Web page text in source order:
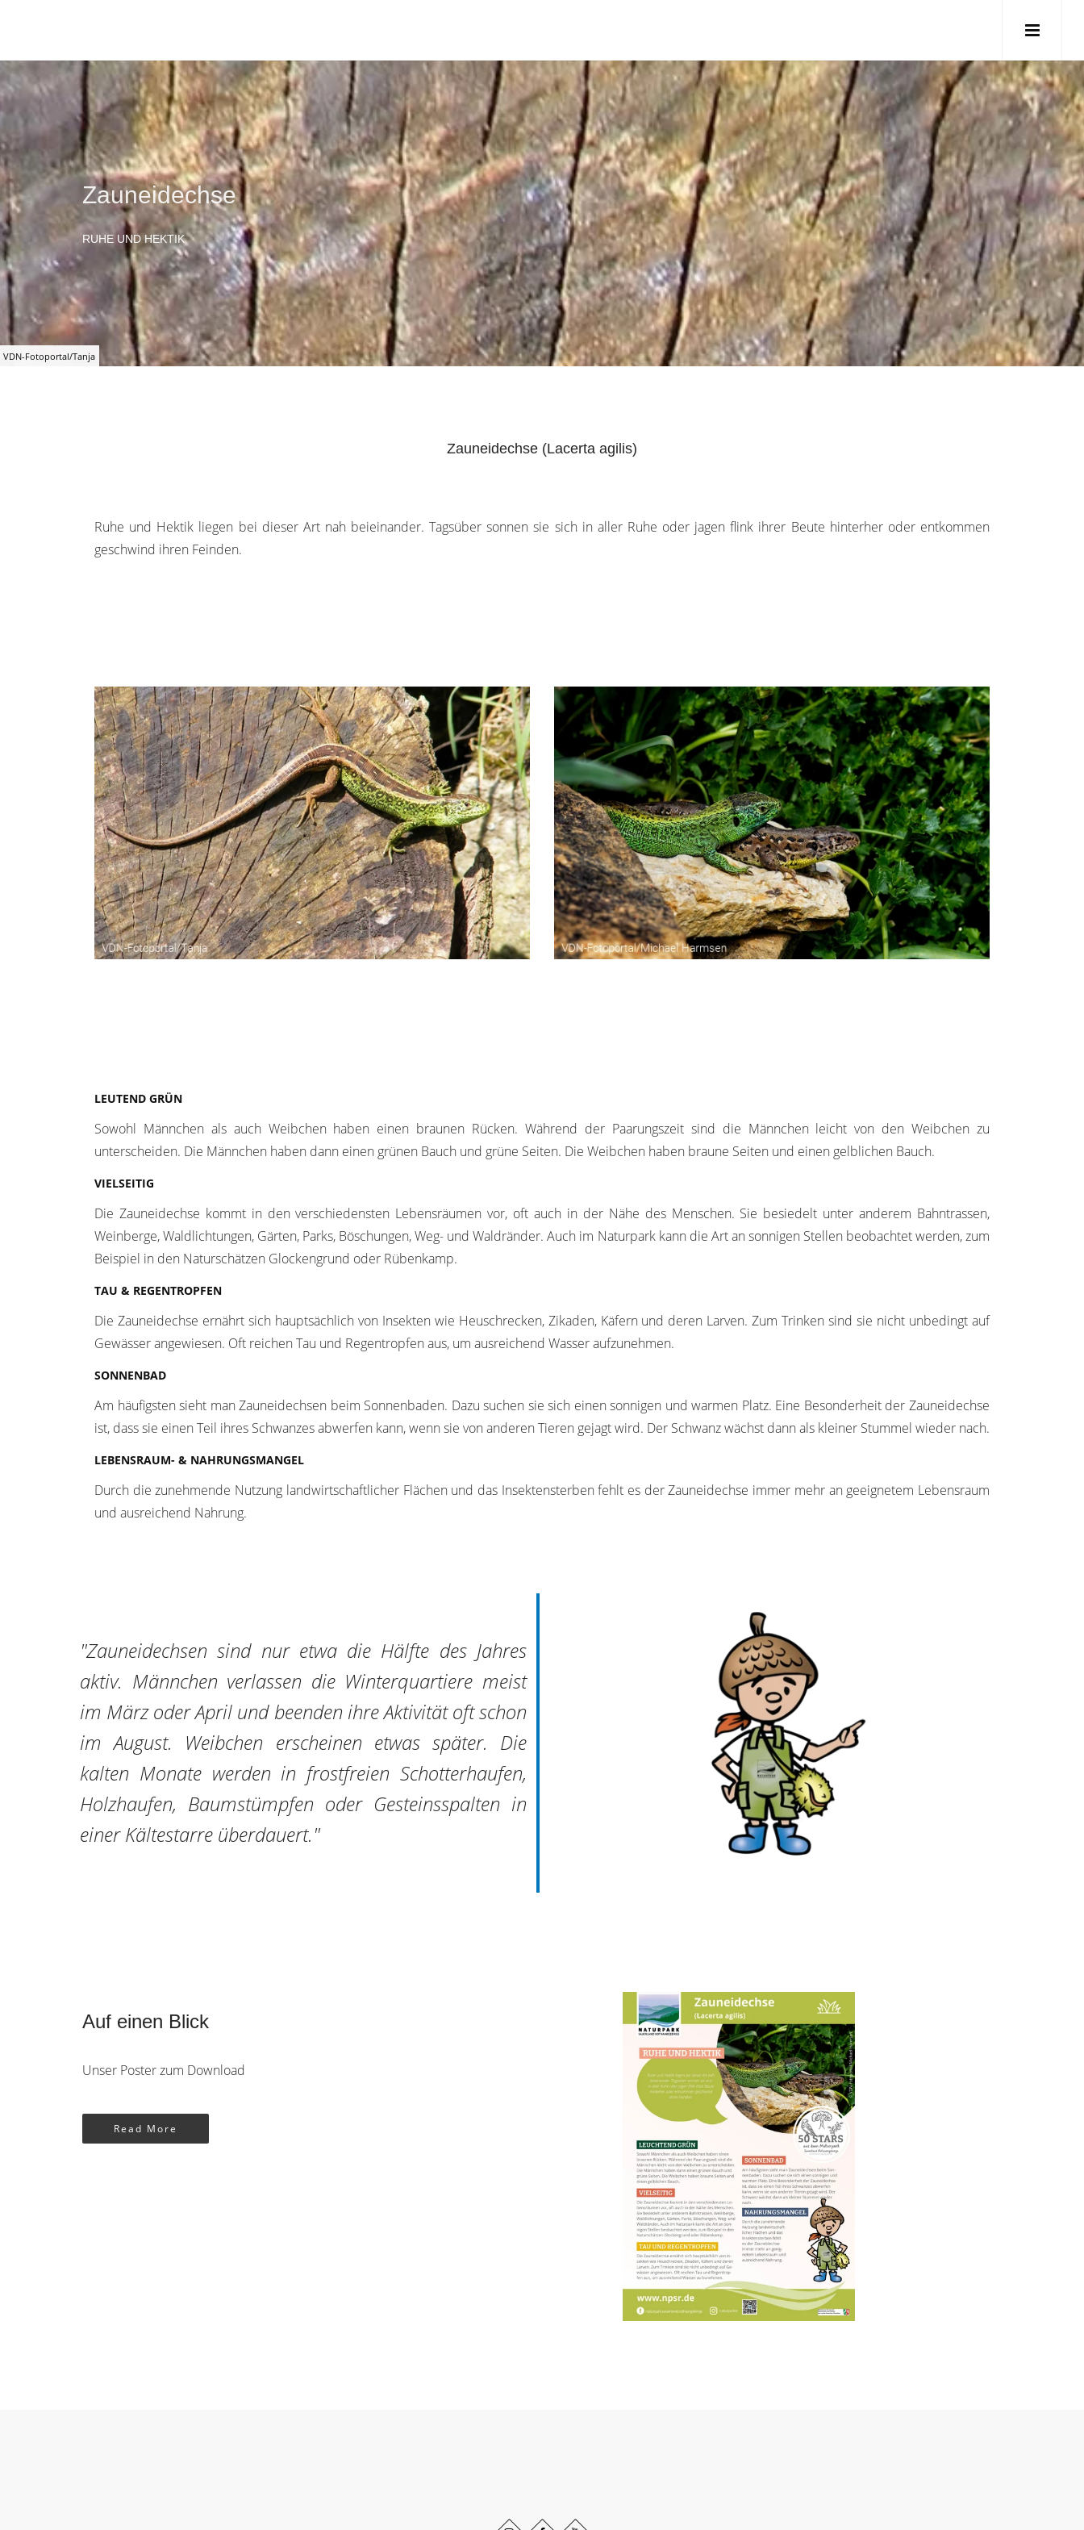
VDN-Fotoportal/Tanja
Zauneidechse
RUHE UND HEKTIK
Zauneidechse (Lacerta agilis)
Ruhe und Hektik liegen bei dieser Art nah beieinander. Tagsüber sonnen sie sich in aller Ruhe oder jagen flink ihrer Beute hinterher oder entkommen
geschwind ihren Feinden.
LEUTEND GRÜN
Sowohl Männchen als auch Weibchen haben einen braunen Rücken. Während der Paarungszeit sind die Männchen leicht von den Weibchen zu
unterscheiden. Die Männchen haben dann einen grünen Bauch und grüne Seiten. Die Weibchen haben braune Seiten und einen gelblichen Bauch.
VIELSEITIG
Die Zauneidechse kommt in den verschiedensten Lebensräumen vor, oft auch in der Nähe des Menschen. Sie besiedelt unter anderem Bahntrassen,
Weinberge, Waldlichtungen, Gärten, Parks, Böschungen, Weg- und Waldränder. Auch im Naturpark kann die Art an sonnigen Stellen beobachtet werden, zum
Beispiel in den Naturschätzen Glockengrund oder Rübenkamp.
TAU & REGENTROPFEN
Die Zauneidechse ernährt sich hauptsächlich von Insekten wie Heuschrecken, Zikaden, Käfern und deren Larven. Zum Trinken sind sie nicht unbedingt auf
Gewässer angewiesen. Oft reichen Tau und Regentropfen aus, um ausreichend Wasser aufzunehmen.
SONNENBAD
Am häufigsten sieht man Zauneidechsen beim Sonnenbaden. Dazu suchen sie sich einen sonnigen und warmen Platz. Eine Besonderheit der Zauneidechse
ist, dass sie einen Teil ihres Schwanzes abwerfen kann, wenn sie von anderen Tieren gejagt wird. Der Schwanz wächst dann als kleiner Stummel wieder nach.
LEBENSRAUM- & NAHRUNGSMANGEL
Durch die zunehmende Nutzung landwirtschaftlicher Flächen und das Insektensterben fehlt es der Zauneidechse immer mehr an geeignetem Lebensraum
und ausreichend Nahrung.
"Zauneidechsen sind nur etwa die Hälfte des Jahres
aktiv. Männchen verlassen die Winterquartiere meist
im März oder April und beenden ihre Aktivität oft schon
im August. Weibchen erscheinen etwas später. Die
kalten Monate werden in frostfreien Schotterhaufen,
Holzhaufen, Baumstümpfen oder Gesteinsspalten in
einer Kältestarre überdauert."
Auf einen Blick
Unser Poster zum Download
Read More